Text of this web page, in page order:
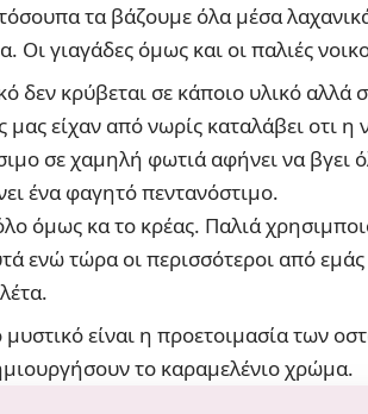
τα βάζουμε όλα μέσα
Οι γιαγάδες όμως και οι παλιές
δεν κρύβεται σε κάποιο υλικό
μας είχαν από νωρίς καταλάβει οτι
σε χαμηλή φωτιά αφήνει να βγει
ένα φαγητό πεντανόστιμο.
όμως κα το κρέας. Παλιά
ενώ τώρα οι περισσότεροι από
είναι η προετοιμασία των
το καραμελένιο χρώμα.